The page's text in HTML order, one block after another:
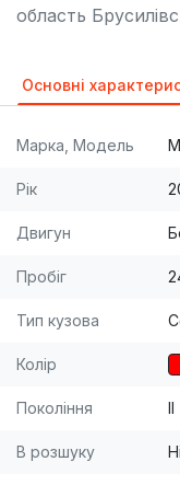
область
Основні
Марка, Модель
Рік
Двигун
Пробіг
Тип кузова
Колір
Покоління II
В розшуку Ні